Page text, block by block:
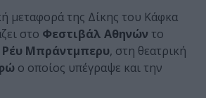
μεταφορά της Δίκης του Κάφκα
στο Φεστιβάλ Αθηνών το
Ρέυ Μπράντμπερυ, στη θεατρική
ο οποίος υπέγραψε και την